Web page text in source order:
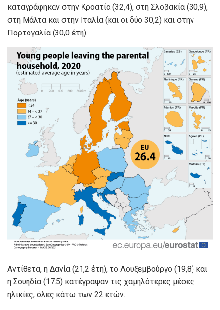
καταγράφηκαν στην Κροατία (32,4), στη Σλοβακία (30,9),
στη Μάλτα και στην Ιταλία (και οι δύο 30,2) και στην
Πορτογαλία (30,0 έτη).
Αντίθετα, η Δανία (21,2 έτη), το Λουξεμβούργο (19,8) και
η Σουηδία (17,5) κατέγραψαν τις χαμηλότερες μέσες
ηλικίες, όλες κάτω των 22 ετών.